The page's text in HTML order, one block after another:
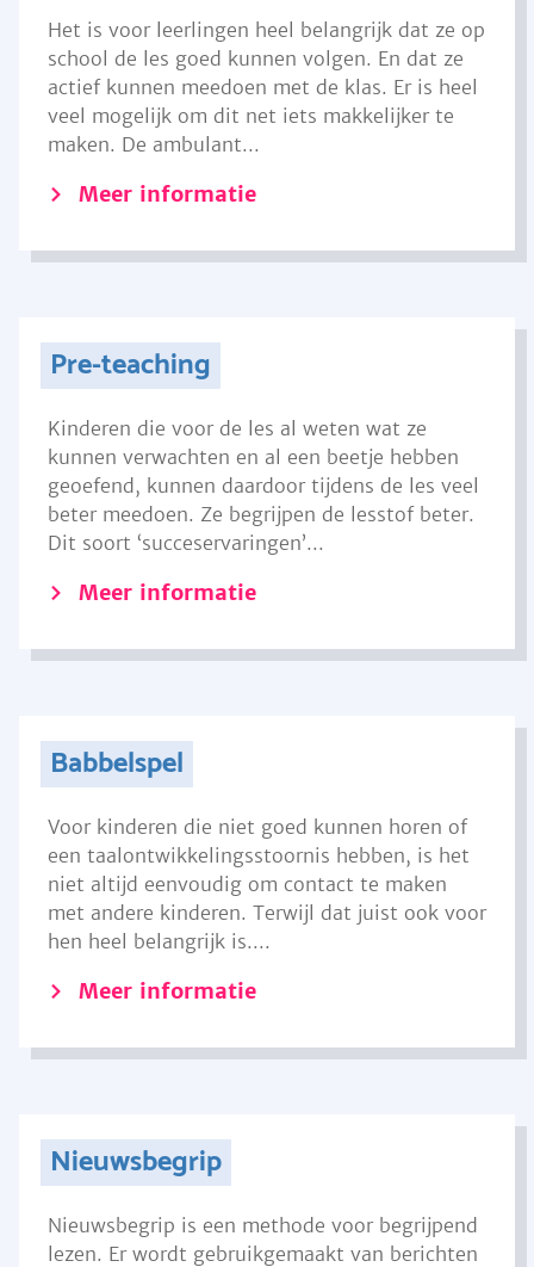
Het is voor leerlingen heel belangrijk dat ze op
school de les goed kunnen volgen. En dat ze
actief kunnen meedoen met de klas. Er is heel
veel mogelijk om dit net iets makkelijker te
maken. De ambulant...
Meer informatie
Pre-teaching
Kinderen die voor de les al weten wat ze
kunnen verwachten en al een beetje hebben
geoefend, kunnen daardoor tijdens de les veel
beter meedoen. Ze begrijpen de lesstof beter.
Dit soort ‘succeservaringen’...
Meer informatie
Babbelspel
Voor kinderen die niet goed kunnen horen of
een taalontwikkelingsstoornis hebben, is het
niet altijd eenvoudig om contact te maken
met andere kinderen. Terwijl dat juist ook voor
hen heel belangrijk is....
Meer informatie
Nieuwsbegrip
Nieuwsbegrip is een methode voor begrijpend
lezen. Er wordt gebruikgemaakt van berichten